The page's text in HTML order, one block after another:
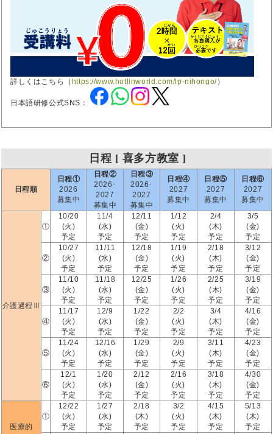
詳しくはこちら（ https://www.hotlinworld.com/lp-nihongo/）
日本語研修公式SNS：
日程 [ 喜多方教室 ]
日程順
日程①
2026
募集中
日程②
2026･
2027
募集中
日程③
2026･
2027
募集中
日程④
2027
募集中
日程⑤
2027
募集中
日程⑥
2027
募集中
介護過程Ⅲ
①
10/20
(火)
予定
11/4
(水)
予定
12/11
(金)
予定
1/12
(火)
予定
2/4
(木)
予定
3/5
(金)
予定
②
10/27
(火)
予定
11/11
(水)
予定
12/18
(金)
予定
1/19
(火)
予定
2/18
(木)
予定
3/12
(金)
予定
③
11/10
(火)
予定
11/18
(水)
予定
12/25
(金)
予定
1/26
(火)
予定
2/25
(木)
予定
3/19
(金)
予定
④
11/17
(火)
予定
12/9
(水)
予定
1/22
(金)
予定
2/2
(火)
予定
3/4
(木)
予定
4/16
(金)
予定
⑤
11/24
(火)
予定
12/16
(水)
予定
1/29
(金)
予定
2/9
(火)
予定
3/11
(木)
予定
4/23
(金)
予定
⑥
12/1
(火)
予定
1/20
(水)
予定
2/12
(金)
予定
2/16
(火)
予定
3/18
(木)
予定
4/30
(金)
予定
医療的
①
12/22
(火)
予定
1/27
(水)
予定
2/18
(木)
予定
3/2
(火)
予定
4/15
(木)
予定
5/13
(木)
予定